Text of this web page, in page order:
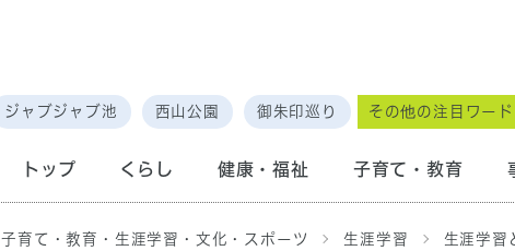
ジャブジャブ池 西山公園 御朱印巡り その他の注目ワード
トップ くらし 健康・福祉 子育て・教育
子育て・教育・生涯学習・文化・スポーツ 生涯学習 生涯学習